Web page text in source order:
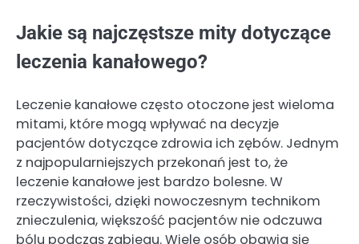
Jakie są najczęstsze mity dotyczące
leczenia kanałowego?
Leczenie kanałowe często otoczone jest wieloma
mitami, które mogą wpływać na decyzje
pacjentów dotyczące zdrowia ich zębów. Jednym
z najpopularniejszych przekonań jest to, że
leczenie kanałowe jest bardzo bolesne. W
rzeczywistości, dzięki nowoczesnym technikom
znieczulenia, większość pacjentów nie odczuwa
bólu podczas zabiegu. Wiele osób obawia się